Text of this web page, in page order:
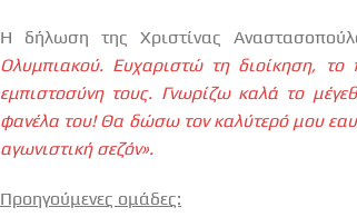
Η δήλωση της Χριστίνας
Ολυμπιακού. Ευχαριστώ τη διοίκηση, το
εμπιστοσύνη τους. Γνωρίζω καλά το
φανέλα του! Θα δώσω τον καλύτερό μου
αγωνιστική σεζόν».
Προηγούμενες ομάδες: